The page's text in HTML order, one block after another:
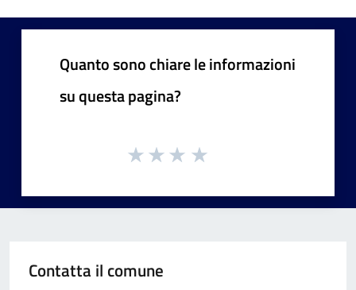
Quanto sono chiare le informazioni
su questa pagina?
Contatta il comune